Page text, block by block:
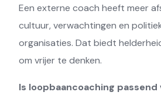
Een externe coach heeft meer
cultuur, verwachtingen en
organisaties. Dat biedt
om vrijer te denken.
Is loopbaancoaching